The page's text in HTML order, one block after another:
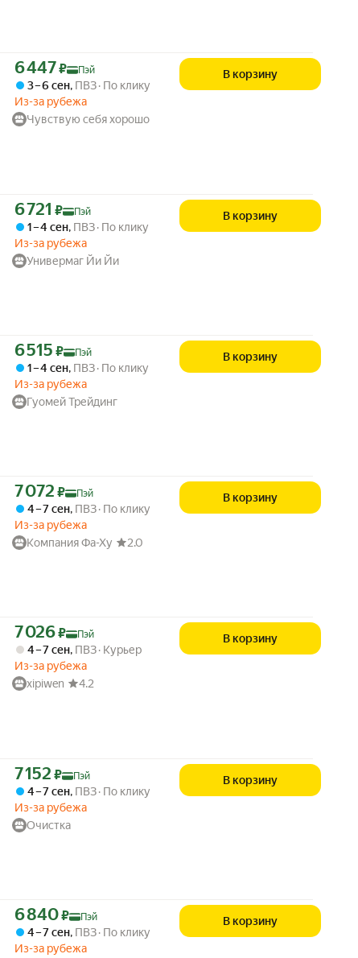
Цена с картой Яндекс Пэй 6447 ₽ вместо
6 447₽ Пэй
3 – 6 сен, ПВЗ По клику
Из-за рубежа
Чувствую себя хорошо
В корзину
Цена с картой Яндекс Пэй 6721 ₽ вместо
6 721 ₽ Пэй
1 – 4 сен, ПВЗ По клику
Из-за рубежа
Универмаг Йи Йи
В корзину
Цена с картой Яндекс Пэй 6515 ₽ вместо
6 515 ₽ Пэй
1 – 4 сен, ПВЗ По клику
Из-за рубежа
Гуомей Трейдинг
В корзину
Цена с картой Яндекс Пэй 7072 ₽ вместо
7 072 ₽ Пэй
4 – 7 сен, ПВЗ По клику
Из-за рубежа
Компания Фа-Ху
2.0
В корзину
Цена с картой Яндекс Пэй 7026 ₽ вместо
7 026₽ Пэй
4 – 7 сен, ПВЗ Курьер
Из-за рубежа
xipiwen
4.2
В корзину
Цена с картой Яндекс Пэй 7152 ₽ вместо
7 152 ₽ Пэй
4 – 7 сен, ПВЗ По клику
Из-за рубежа
Очистка
В корзину
Цена с картой Яндекс Пэй 6840 ₽ вместо
6 840₽ Пэй
4 – 7 сен, ПВЗ По клику
Из-за рубежа
В корзину